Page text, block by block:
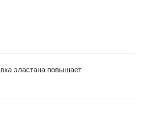
эластана повышает